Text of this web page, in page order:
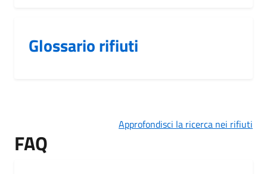
Glossario rifiuti
Approfondisci la ricerca nei rifiuti
FAQ